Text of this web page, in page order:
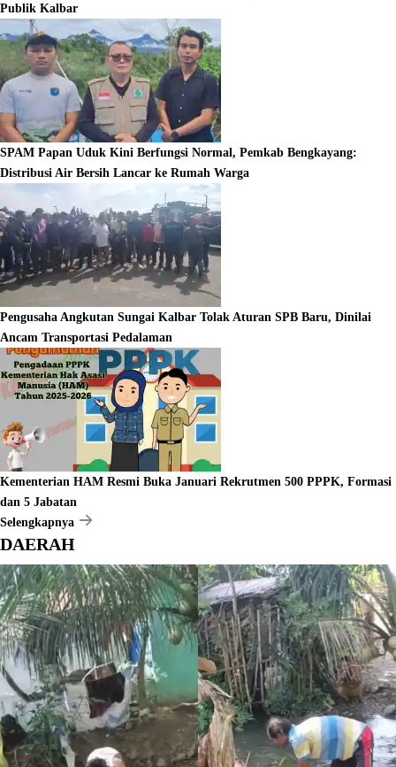
Publik Kalbar
SPAM Papan Uduk Kini Berfungsi Normal, Pemkab Bengkayang:
Distribusi Air Bersih Lancar ke Rumah Warga
Pengusaha Angkutan Sungai Kalbar Tolak Aturan SPB Baru, Dinilai
Ancam Transportasi Pedalaman
Kementerian HAM Resmi Buka Januari Rekrutmen 500 PPPK, Formasi
dan 5 Jabatan
Selengkapnya
DAERAH